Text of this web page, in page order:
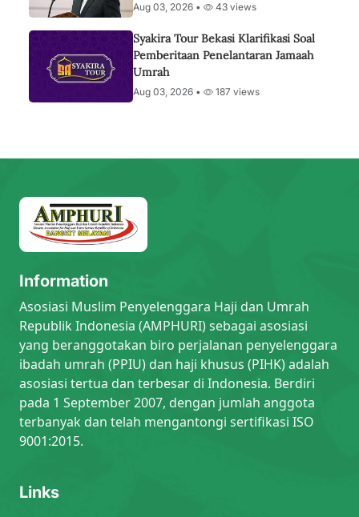
Aug 03, 2026 • 43 views
Syakira Tour Bekasi Klarifikasi Soal
Pemberitaan Penelantaran Jamaah
Umrah
Aug 03, 2026 • 187 views
Information
Asosiasi Muslim Penyelenggara Haji dan Umrah
Republik Indonesia (AMPHURI) sebagai asosiasi
yang beranggotakan biro perjalanan penyelenggara
ibadah umrah (PPIU) dan haji khusus (PIHK) adalah
asosiasi tertua dan terbesar di Indonesia. Berdiri
pada 1 September 2007, dengan jumlah anggota
terbanyak dan telah mengantongi sertifikasi ISO
9001:2015.
Links